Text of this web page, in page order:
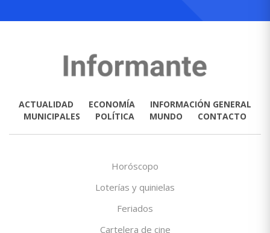
ACTUALIDAD ECONOMÍA
INFORMACIÓN GENERAL
MUNICIPALES
POLÍTICA MUNDO CONTACTO
Horóscopo
Loterías y quinielas
Feriados
Cartelera de cine